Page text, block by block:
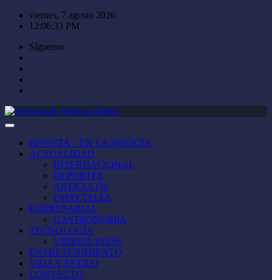
Saltar
viernes, 7 agosto 2026
12:06:34 PM
Síguenos
REVISTA – EN LA NOTICIA
ACTUALIDAD
INTERNACIONAL
DEPORTES
ARTÍCULOS
ESPECIALES
EMPRESARIAL
GASTRONOMÍA
TECNOLOGÍA
VIDEOJUEGOS
ENTRETENIMIENTO
VIDA Y ESTILO
CONTACTO